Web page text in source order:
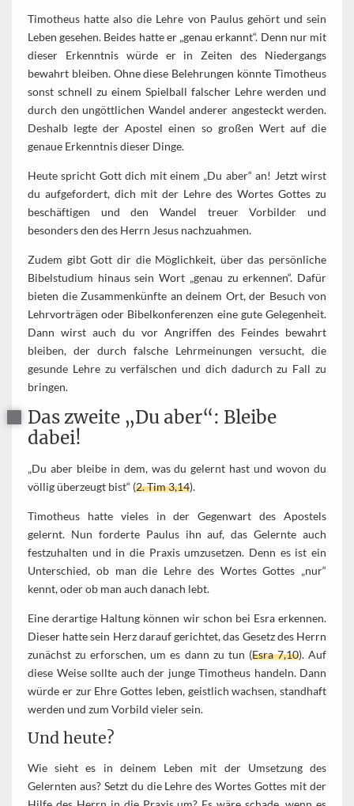
Timotheus hatte also die Lehre von Paulus gehört und sein
Leben gesehen. Beides hatte er „genau erkannt“. Denn nur mit
dieser Erkenntnis würde er in Zeiten des Niedergangs
bewahrt bleiben. Ohne diese Belehrungen könnte Timotheus
sonst schnell zu einem Spielball falscher Lehre werden und
durch den ungöttlichen Wandel anderer angesteckt werden.
Deshalb legte der Apostel einen so großen Wert auf die
genaue Erkenntnis dieser Dinge.
Heute spricht Gott dich mit einem „Du aber“ an! Jetzt wirst
du aufgefordert, dich mit der Lehre des Wortes Gottes zu
beschäftigen und den Wandel treuer Vorbilder und
besonders den des Herrn Jesus nachzuahmen.
Zudem gibt Gott dir die Möglichkeit, über das persönliche
Bibelstudium hinaus sein Wort „genau zu erkennen“. Dafür
bieten die Zusammenkünfte an deinem Ort, der Besuch von
Lehrvorträgen oder Bibelkonferenzen eine gute Gelegenheit.
Dann wirst auch du vor Angriffen des Feindes bewahrt
bleiben, der durch falsche Lehrmeinungen versucht, die
gesunde Lehre zu verfälschen und dich dadurch zu Fall zu
bringen.
Das zweite „Du aber“: Bleibe
dabei!
„Du aber bleibe in dem, was du gelernt hast und wovon du
völlig überzeugt bist“ (2. Tim 3,14).
Timotheus hatte vieles in der Gegenwart des Apostels
gelernt. Nun forderte Paulus ihn auf, das Gelernte auch
festzuhalten und in die Praxis umzusetzen. Denn es ist ein
Unterschied, ob man die Lehre des Wortes Gottes „nur“
kennt, oder ob man auch danach lebt.
Eine derartige Haltung können wir schon bei Esra erkennen.
Dieser hatte sein Herz darauf gerichtet, das Gesetz des Herrn
zunächst zu erforschen, um es dann zu tun (Esra 7,10). Auf
diese Weise sollte auch der junge Timotheus handeln. Dann
würde er zur Ehre Gottes leben, geistlich wachsen, standhaft
werden und zum Vorbild vieler sein.
Und heute?
Wie sieht es in deinem Leben mit der Umsetzung des
Gelernten aus? Setzt du die Lehre des Wortes Gottes mit der